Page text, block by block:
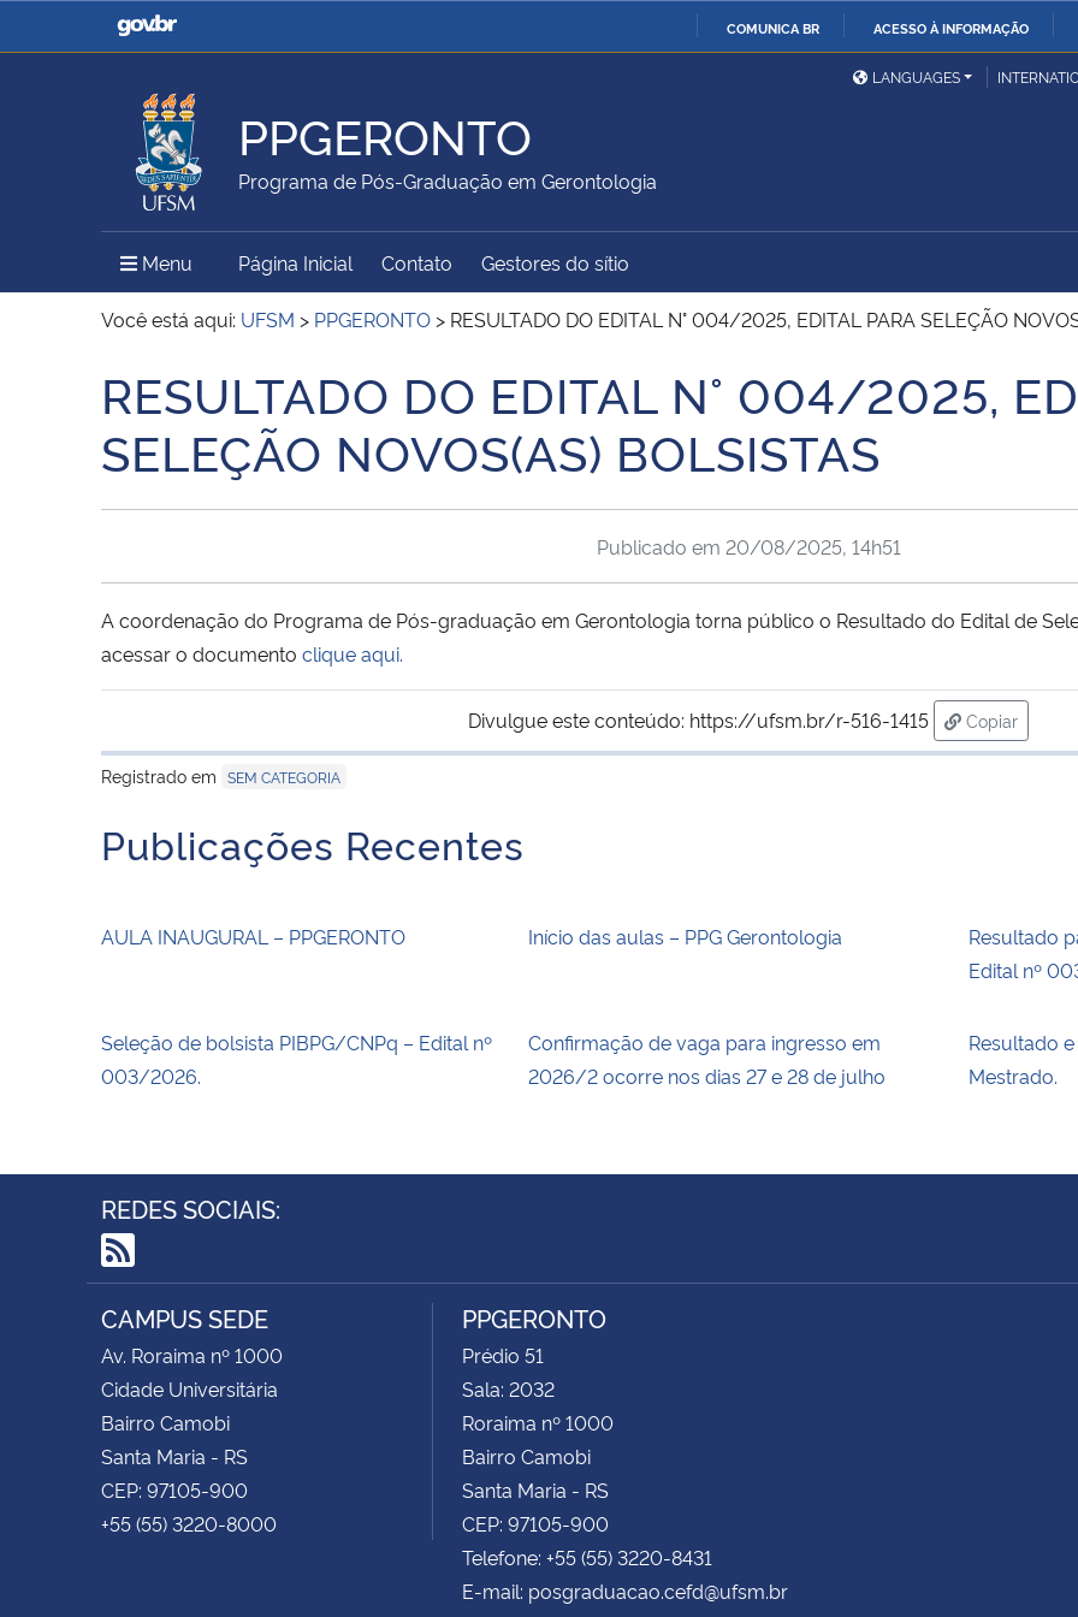
COMUNICA BR ACESSO À INFORMAÇÃO
Casa Civil
Ministério da Justiça e
Ministério da Defesa
Ministério das Relações
Exteriores
Ministério da Agricultura,
Pecuária e Abastecimento
Ministério da Educação
Ministério do Meio Ambiente Ministério do Turismo
Ministério do
Desenvolvimento Regional
União
Secretaria de Governo
Gabinete de Segurança
Institucional
Advocacia-Geral da União Banco Central do Brasil
LANGUAGES
PPGERONTO
Programa de Pós-Graduação em Gerontologia
Menu Menu Principal do Sítio
Página Inicial Contato Gestores do sítio
Você está aqui: UFSM > PPGERONTO > RESULTADO DO EDITAL N° 004/2025, EDITAL PARA SELEÇÃO
Início do conteúdo
RESULTADO DO EDITAL N° 004/2025,
SELEÇÃO NOVOS(AS) BOLSISTAS
Publicado em 20/08/2025, 14h51
A coordenação do Programa de Pós-graduação em Gerontologia torna público o Resultado do Edital de
acessar o documento clique aqui.
Divulgue este conteúdo: https://ufsm.br/r-516-1415
Copiar
para área
Registrado em SEM CATEGORIA
Publicações Recentes
AULA INAUGURAL – PPGERONTO Início das aulas – PPG Gerontologia
Resultado
Edital nº
Seleção de bolsista PIBPG/CNPq – Edital nº
003/2026.
Confirmação de vaga para ingresso em
2026/2 ocorre nos dias 27 e 28 de julho
Resultado
Mestrado.
REDES SOCIAIS:
RSS
CAMPUS SEDE
Av. Roraima nº 1000
Cidade Universitária
Bairro Camobi
Santa Maria - RS
CEP: 97105-900
+55 (55) 3220-8000
PPGERONTO
Prédio 51
Sala: 2032
Roraima nº 1000
Bairro Camobi
Santa Maria - RS
CEP: 97105-900
Telefone: +55 (55) 3220-8431
E-mail: posgraduacao.cefd@ufsm.br